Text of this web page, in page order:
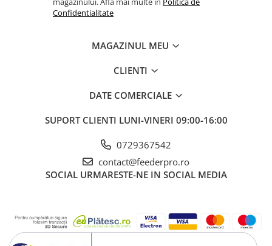
Confidentialitate
MAGAZINUL MEU
CLIENTI
DATE COMERCIALE
SUPORT CLIENTI LUNI-VINERI 09:00-16:00
0729367542
contact@feederpro.ro
SOCIAL URMARESTE-NE IN SOCIAL MEDIA